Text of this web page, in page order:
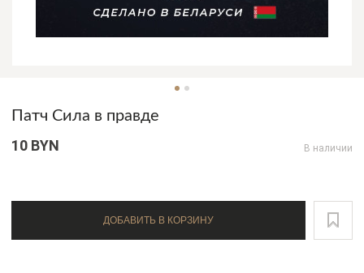
Патч Сила в правде
10 BYN В наличии
ДОБАВИТЬ В КОРЗИНУ